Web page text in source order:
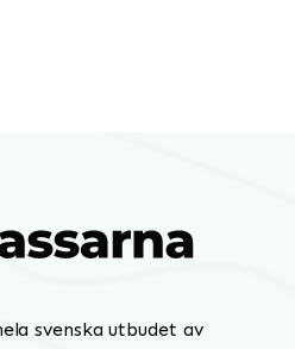
svenska utbudet av